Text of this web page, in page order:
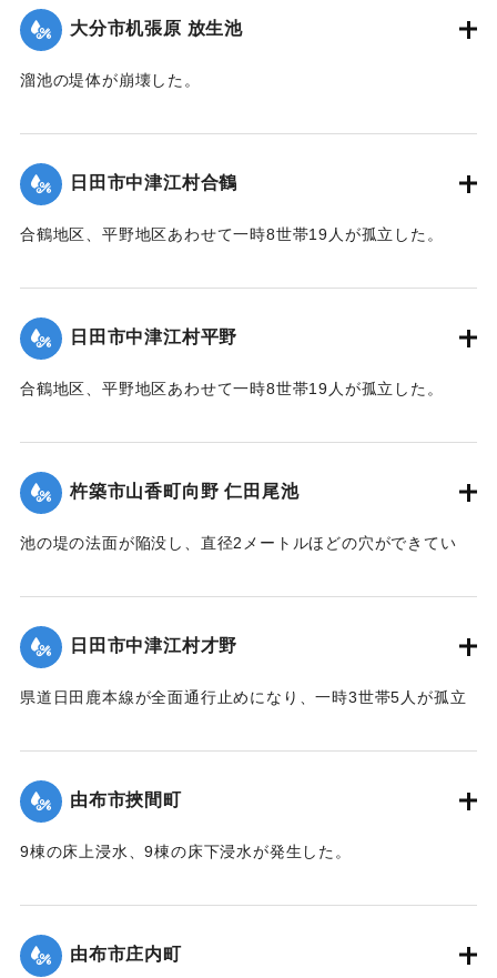
大分市机張原 放生池
溜池の堤体が崩壊した。
2020/7/6｜固有コード:01215064
日田市中津江村合鶴
合鶴地区、平野地区あわせて一時8世帯19人が孤立した。
2020/7/6｜固有コード: 01215057
日田市中津江村平野
合鶴地区、平野地区あわせて一時8世帯19人が孤立した。
2020/7/6｜固有コード: 01215058
杵築市山香町向野 仁田尾池
池の堤の法面が陥没し、直径2メートルほどの穴ができてい
決壊の恐れがあるとして11日午後4時20分、平山区の7世帯20
人に避難勧告を出した。
【出典：NHKニュース】
日田市中津江村才野
県道日田鹿本線が全面通行止めになり、一時3世帯5人が孤立
（第 22 報）】
2020/7/6｜固有コード: 01215060
由布市挾間町
9棟の床上浸水、9棟の床下浸水が発生した。
｜固有コード:
由布市庄内町